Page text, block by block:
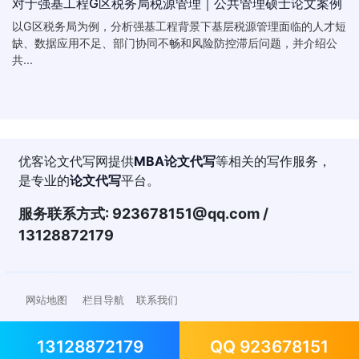
以G区税务局为例，分析强基工程背景下基层税源管理面临的人才短
缺、数据应用不足、部门协同不畅和风险防控滞后问题，并介绍公
共...
优客论文代写网提供MBA论文代写等相关的写作服务，
是专业的论文代写平台。
服务联系方式: 923678151@qq.com /
13128872179
网站地图 栏目导航 联系我们
13128872179 QQ 923678151